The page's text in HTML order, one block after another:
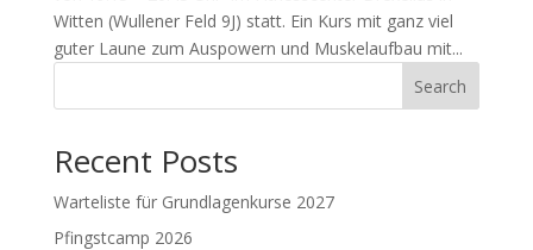
Witten (Wullener Feld 9J) statt. Ein Kurs mit ganz viel
guter Laune zum Auspowern und Muskelaufbau mit...
Search
Recent Posts
Warteliste für Grundlagenkurse 2027
Pfingstcamp 2026